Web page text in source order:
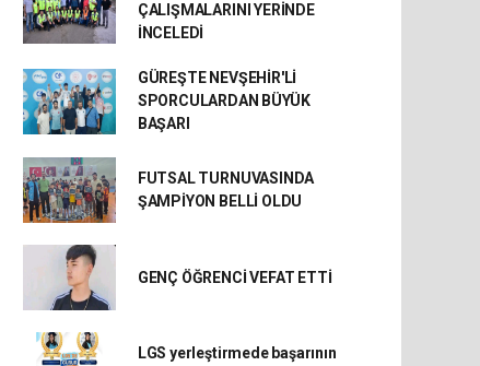
ÇALIŞMALARINI YERİNDE
İNCELEDİ
GÜREŞTE NEVŞEHİR'Lİ
SPORCULARDAN BÜYÜK
BAŞARI
FUTSAL TURNUVASINDA
ŞAMPİYON BELLİ OLDU
GENÇ ÖĞRENCİ VEFAT ETTİ
LGS yerleştirmede başarının